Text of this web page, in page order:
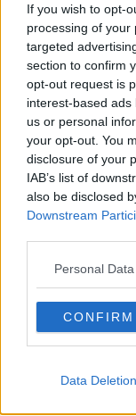
If you wish to opt-
processing of your
targeted
section to confirm
opt-out request is
interest-based
us or personal
your opt-out. You
disclosure of your
IAB’s list of
also be disclosed
Downstream
Personal
CONFIRM
Data Deletion
Esequie solenni
Nostalgia del
Teste calde
Non avere e non
Armiamoci e...
Da Capodanno a
Schizzi di fango
Sor-riso amaro
Fine anno al
La festa di
Natale 2024
Re e regnanti
Come rubare allo
Una performance
Il compagno
​Io (allo specchio)
Tramonto
Passato, presente,
Il giorno dei saldi
L'ultimo post